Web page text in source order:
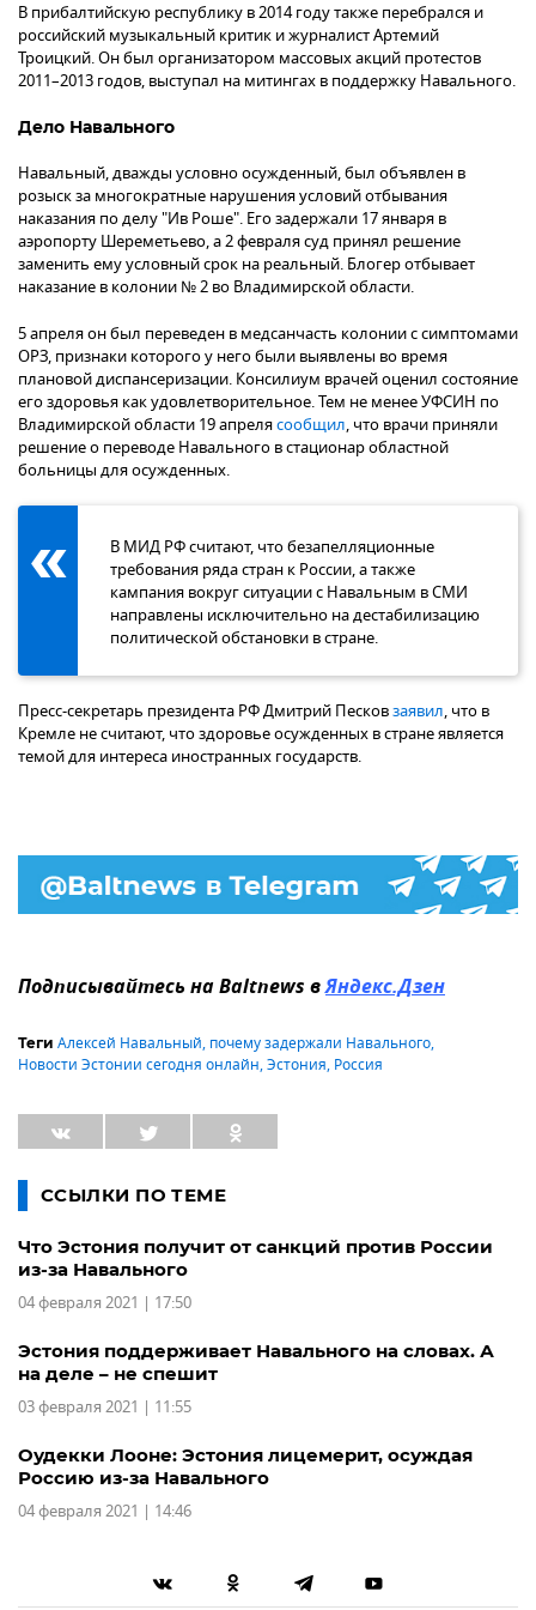
В прибалтийскую республику в 2014 году также перебрался и
российский музыкальный критик и журналист Артемий
Троицкий. Он был организатором массовых акций протестов
2011–2013 годов, выступал на митингах в поддержку Навального.
Дело Навального
Навальный, дважды условно осужденный, был объявлен в
розыск за многократные нарушения условий отбывания
наказания по делу "Ив Роше". Его задержали 17 января в
аэропорту Шереметьево, а 2 февраля суд принял решение
заменить ему условный срок на реальный. Блогер отбывает
наказание в колонии № 2 во Владимирской области.
5 апреля он был переведен в медсанчасть колонии с симптомами
ОРЗ, признаки которого у него были выявлены во время
плановой диспансеризации. Консилиум врачей оценил состояние
его здоровья как удовлетворительное. Тем не менее УФСИН по
Владимирской области 19 апрелясообщил, что врачи приняли
решение о переводе Навального в стационар областной
больницы для осужденных.
В МИД РФ считают, что безапелляционные
требования ряда стран к России, а также
кампания вокруг ситуации с Навальным в СМИ
направлены исключительно на дестабилизацию
политической обстановки в стране.
Пресс-секретарь президента РФ Дмитрий Песковзаявил, что в
Кремле не считают, что здоровье осужденных в стране является
темой для интереса иностранных государств.
Подписывайтесь на Baltnews вЯндекс.Дзен
Теги Алексей Навальный, почему задержали Навального,
Новости Эстонии сегодня онлайн,Эстония, Россия
ССЫЛКИ ПО ТЕМЕ
Что Эстония получит от санкций против России
из-за Навального
04 февраля 2021 | 17:50
Эстония поддерживает Навального на словах. А
на деле – не спешит
03 февраля 2021 | 11:55
Оудекки Лооне: Эстония лицемерит, осуждая
Россию из-за Навального
04 февраля 2021 | 14:46